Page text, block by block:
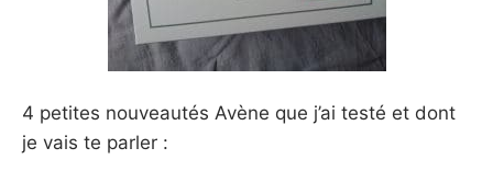
4 petites nouveautés Avène que j’ai testé et dont
je vais te parler :